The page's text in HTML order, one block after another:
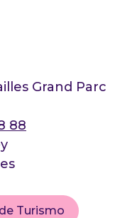
Grand Parc
88
Turismo